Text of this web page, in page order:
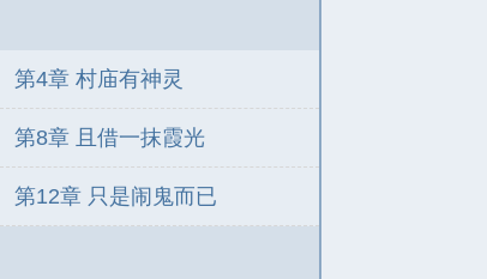
第4章 村庙有神灵
第8章 且借一抹霞光
第12章 只是闹鬼而已